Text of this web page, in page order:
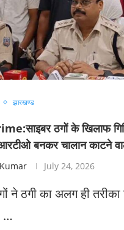
झारखण्ड
ठगों के खिलाफ
बनकर चालान काटने
July 24, 2026
ने ठगी का अलग ही
…